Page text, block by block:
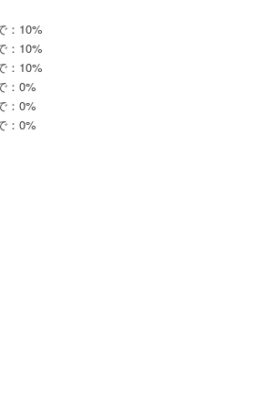
：10%
：10%
：10%
：0%
：0%
：0%